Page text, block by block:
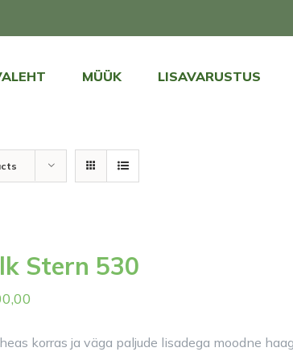
MÜÜK LISAVARUSTUS
Stern 530
korras ja väga paljude lisadega moodne